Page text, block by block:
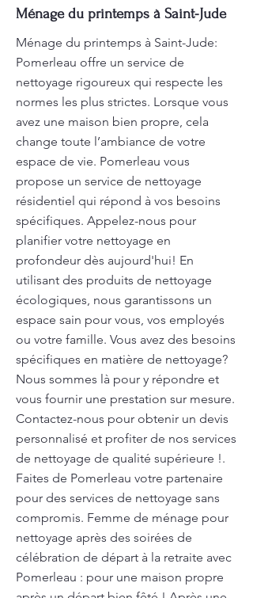
Ménage du printemps à Saint-Jude
Ménage du printemps à Saint-Jude:
Pomerleau offre un service de
nettoyage rigoureux qui respecte les
normes les plus strictes. Lorsque vous
avez une maison bien propre, cela
change toute l’ambiance de votre
espace de vie. Pomerleau vous
propose un service de nettoyage
résidentiel qui répond à vos besoins
spécifiques. Appelez-nous pour
planifier votre nettoyage en
profondeur dès aujourd'hui! En
utilisant des produits de nettoyage
écologiques, nous garantissons un
espace sain pour vous, vos employés
ou votre famille. Vous avez des besoins
spécifiques en matière de nettoyage?
Nous sommes là pour y répondre et
vous fournir une prestation sur mesure.
Contactez-nous pour obtenir un devis
personnalisé et profiter de nos services
de nettoyage de qualité supérieure !.
Faites de Pomerleau votre partenaire
pour des services de nettoyage sans
compromis. Femme de ménage pour
nettoyage après des soirées de
célébration de départ à la retraite avec
Pomerleau : pour une maison propre